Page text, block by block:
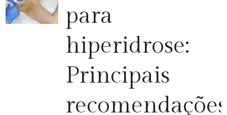
para
hiperidrose:
Principais
recomendações